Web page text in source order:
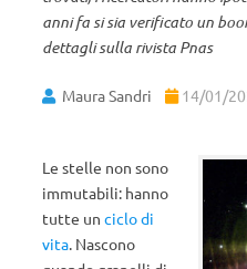
anni fa si sia verificato un
dettagli sulla rivista Pnas
Maura Sandri 14/01/
Le stelle non sono
immutabili: hanno
tutte un ciclo di
vita. Nascono